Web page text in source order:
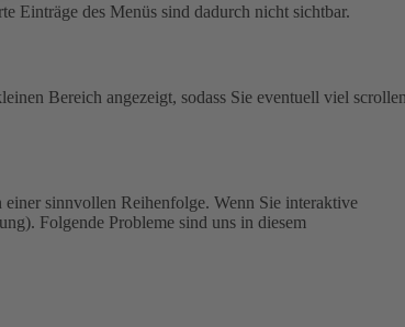
Einträge des Menüs sind dadurch nicht sichtbar.
Bereich angezeigt, sodass Sie eventuell viel
sinnvollen Reihenfolge. Wenn Sie interaktive
Folgende Probleme sind uns in diesem